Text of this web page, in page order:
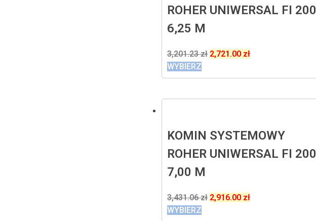
ROHER UNIWERSAL FI 200
6,25 M
3,201.23zł 2,721.00 zł
WYBIERZ
KOMIN SYSTEMOWY
ROHER UNIWERSAL FI 200
7,00 M
3,431.06zł 2,916.00 zł
WYBIERZ